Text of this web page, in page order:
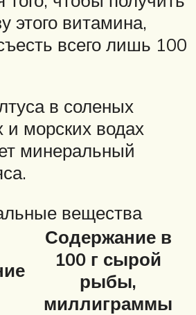
этого витамина,
всего лишь 100
в соленых
и морских водах
минеральный
вещества
Содержание в
100 г сырой
рыбы,
миллиграммы